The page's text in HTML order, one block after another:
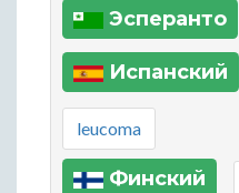
Эсперанто
Испанский
leucoma
Финский